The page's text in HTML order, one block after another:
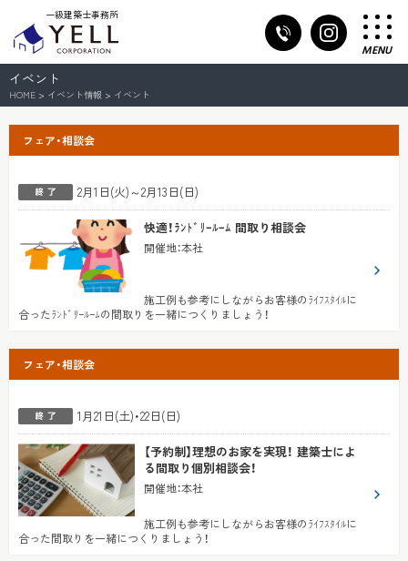
一級建築士事務所
MENU
イベント
HOME > イベント情報 > イベント
フェア・相談会
2月1日(火)～2月13日(日)
快適！ﾗﾝﾄﾞﾘｰﾙｰﾑ 間取り相談会
開催地：本社
施工例も参考にしながらお客様のﾗｲﾌｽﾀｲﾙに
合ったﾗﾝﾄﾞﾘｰﾙｰﾑの間取りを一緒につくりましょう！
フェア・相談会
1月21日(土)・22日(日)
【予約制】理想のお家を実現！ 建築士によ
る間取り個別相談会！
開催地：本社
施工例も参考にしながらお客様のﾗｲﾌｽﾀｲﾙに
合った間取りを一緒につくりましょう！